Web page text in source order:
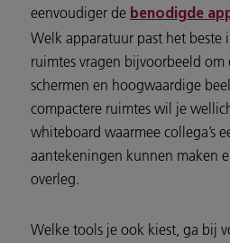
eenvoudiger de benodigde
Welk apparatuur past het beste
ruimtes vragen bijvoorbeeld om
schermen en hoogwaardige
compactere ruimtes wil je
whiteboard waarmee collega’s
aantekeningen kunnen maken
overleg.
Welke tools je ook kiest, ga bij